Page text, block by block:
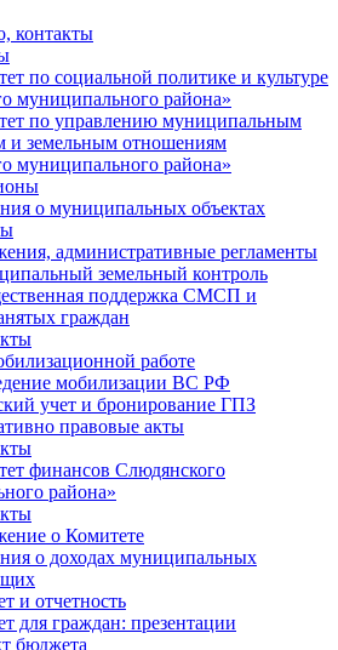
контакты
по социальной политике и культуре
муниципального района»
по управлению муниципальным
и земельным отношениям
муниципального района»
о муниципальных объектах
административные регламенты
земельный контроль
поддержка СМСП и
граждан
работе
мобилизации ВС РФ
учет и бронирование ГПЗ
правовые акты
финансов Слюдянского
района»
о Комитете
о доходах муниципальных
и отчетность
для граждан: презентации
бюджета